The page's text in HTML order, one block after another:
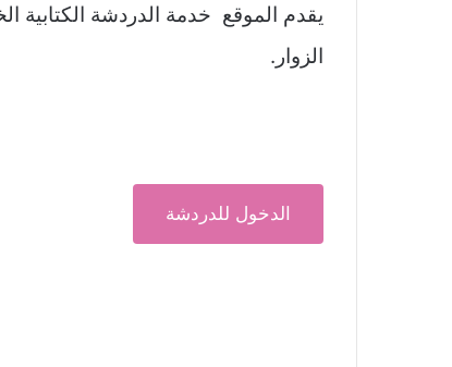
يقدم الموقع خدمة الدردشة الكتابية
الزوار.
الدخول للدردشة